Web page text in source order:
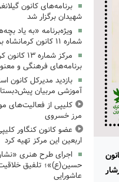
کانون
برنامه‌های کانون
شهیدان برگزار شد
ویژه‌برنامه «به یاد
شماره ۱۱ کانون کرمانشاه برگزار شد
مرکز شماره
برنامه‌های فرهنگی و
بازدید مدیرکل کانون
آموزشی مربیان
کلیپی از فعالیت‌های
مرز خسروی
عضو کانون کنگاور
اربعین این مرکز تهیه کرد
اجرای طرح هنری
حسین(ع)»؛ تلفیق خلاقیت
عاشورایی